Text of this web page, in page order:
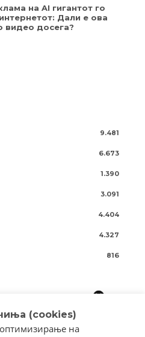
на AI гигантот го
Дали е ова
видео досега?
9.481
6.673
1.390
3.091
4.404
4.327
816
(cookies)
на